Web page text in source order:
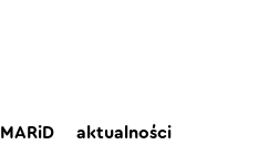
MARiD aktualności